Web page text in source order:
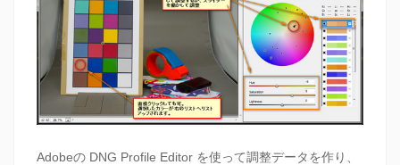
Adobeの DNG Profile Editor を使って調整データを作り、